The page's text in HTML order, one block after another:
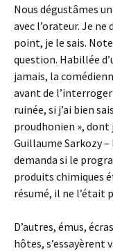
Nous dégustâmes
avec l’orateur. Je ne
point, je le sais.
question. Habillée
jamais, la
avant de
ruinée, si j’ai bien
proudhonien »,
Guillaume Sarkozy
demanda si le
produits chimiques
résumé, il ne l’était
D’autres, émus,
hôtes, s’essayèrent